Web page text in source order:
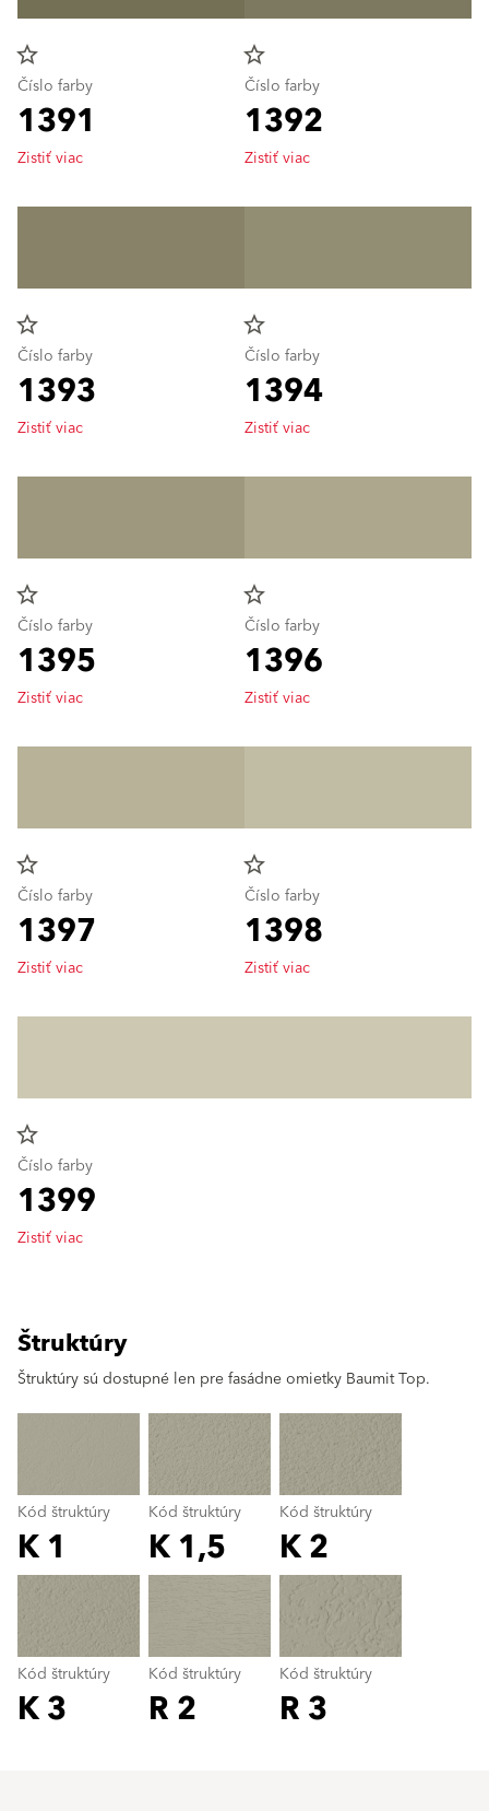
star_border
Číslo farby
1391
Zistiť viac
star_border
Číslo farby
1392
Zistiť viac
star_border
Číslo farby
1393
Zistiť viac
star_border
Číslo farby
1394
Zistiť viac
star_border
Číslo farby
1395
Zistiť viac
star_border
Číslo farby
1396
Zistiť viac
star_border
Číslo farby
1397
Zistiť viac
star_border
Číslo farby
1398
Zistiť viac
star_border
Číslo farby
1399
Zistiť viac
Štruktúry
Štruktúry sú dostupné len pre fasádne omietky Baumit Top.
Kód štruktúry
K 1
Kód štruktúry
K 1,5
Kód štruktúry
K 2
Kód štruktúry
K 3
Kód štruktúry
R 2
Kód štruktúry
R 3
Kód štruktúry
color_name